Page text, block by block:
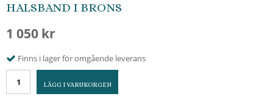
HALSBAND I BRONS
1 050 kr
Finns i lager för omgående leverans
LÄGG I VARUKORGEN